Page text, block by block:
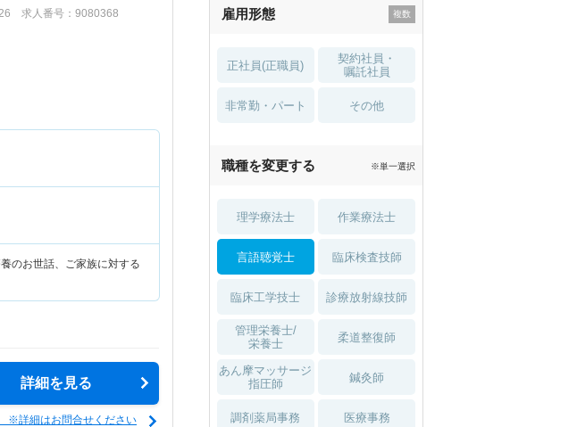
求人番号：9080368
のお世話、ご家族に対する
詳細を見る
※詳細はお問合せください
住宅手当・補助
土日祝休 無資格 OK
積極採用中 WEB面接OK
雇用形態
正社員(正職員)
契約社員・
嘱託社員
非常勤・パート その他
職種を変更する ※単一選択
理学療法士 作業療法士
言語聴覚士 臨床検査技師
臨床工学技士 診療放射線技師
管理栄養士/
栄養士
柔道整復師
あん摩マッサージ
指圧師
鍼灸師
調剤薬局事務 医療事務